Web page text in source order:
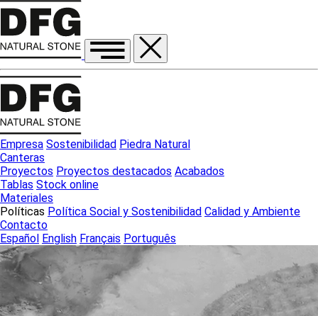
Empresa Sostenibilidad Piedra Natural
Canteras
Proyectos Proyectos destacados Acabados
Tablas Stock online
Materiales
Políticas Política Social y Sostenibilidad Calidad y Ambiente
Contacto
Español English Français Português